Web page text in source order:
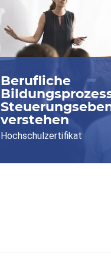
Berufliche
verstehen
Hochschulzertifikat